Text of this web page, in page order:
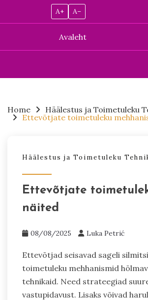
A+ A–
Avaleht
content
Home
Häälestus ja Toimetuleku
Ettevõtjate toimetuleku
Häälestus ja Toimetuleku
Ettevõtjate
näited
08/08/2025 Luka Petrić
Ettevõtjad seisavad sageli
toimetuleku mehhanismid
tehnikaid. Need strateegiad
vastupidavust. Lisaks võivad